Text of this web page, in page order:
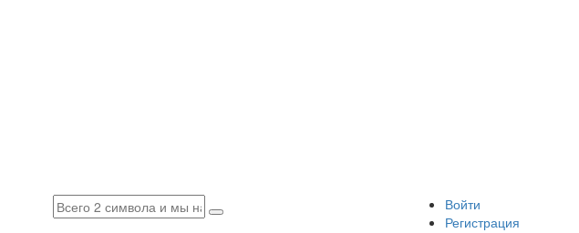
Войти
Регистрация